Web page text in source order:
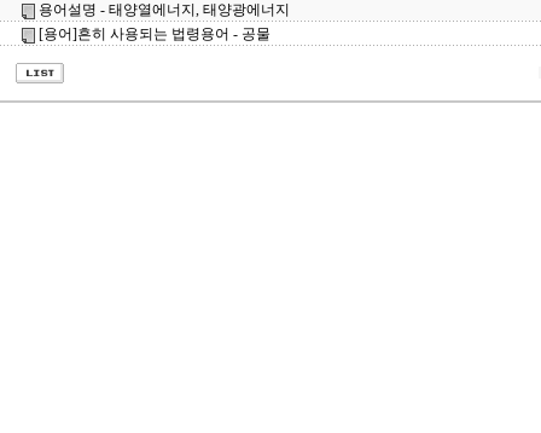
용어설명 - 태양열에너지, 태양광에너지
[용어]흔히 사용되는 법령용어 - 공물